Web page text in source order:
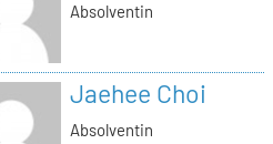
Absolventin
Jaehee Choi
Absolventin